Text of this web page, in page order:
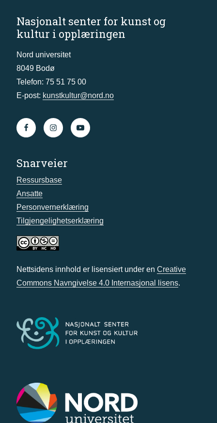
Nasjonalt senter for kunst og
kultur i opplæringen
Nord universitet
8049 Bodø
Telefon: 75 51 75 00
E-post: kunstkultur@nord.no
Snarveier
Ressursbase
Ansatte
Personvernerklæring
Tilgjengelighetserklæring
Nettsidens innhold er lisensiert under en Creative
Commons Navngivelse 4.0 Internasjonal lisens.